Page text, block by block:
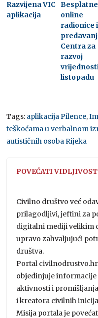
Razvijena VIC
aplikacija
Besplatne
online
radionice i
Centra za
razvoj
listopadu
Tags: aplikacija Pilence,
teškoćama u verbalnom
autističnih osoba Rijeka
POVEĆATI VIDLJIVOST
Civilno društvo već
prilagodljivi, jeftini za
digitalni mediji velikim
upravo zahvaljujući
društva.
Portal
objedinjuje
aktivnosti i
i kreatora civilnih
Misija portala je